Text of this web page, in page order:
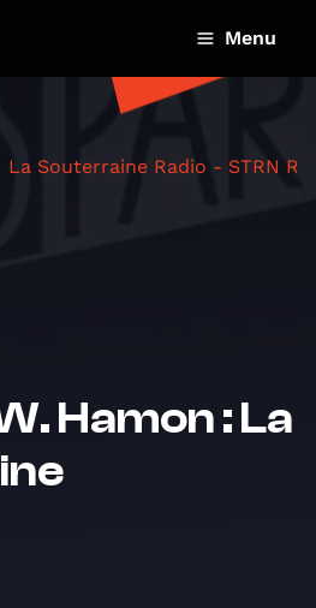
Menu
La Souterraine Radio - STRN
Hamon : La